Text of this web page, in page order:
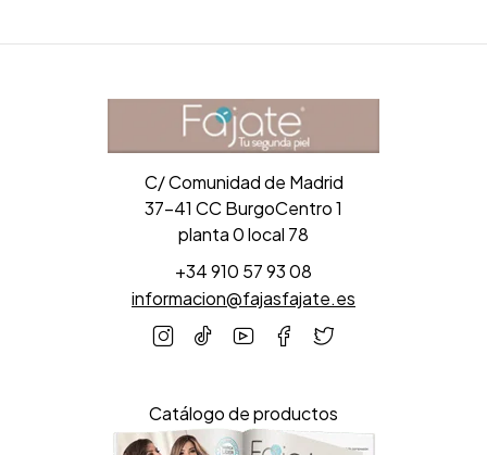
C/ Comunidad de Madrid
37-41 CC BurgoCentro 1
planta 0 local 78
+34 910 57 93 08
informacion@fajasfajate.es
Catálogo de productos